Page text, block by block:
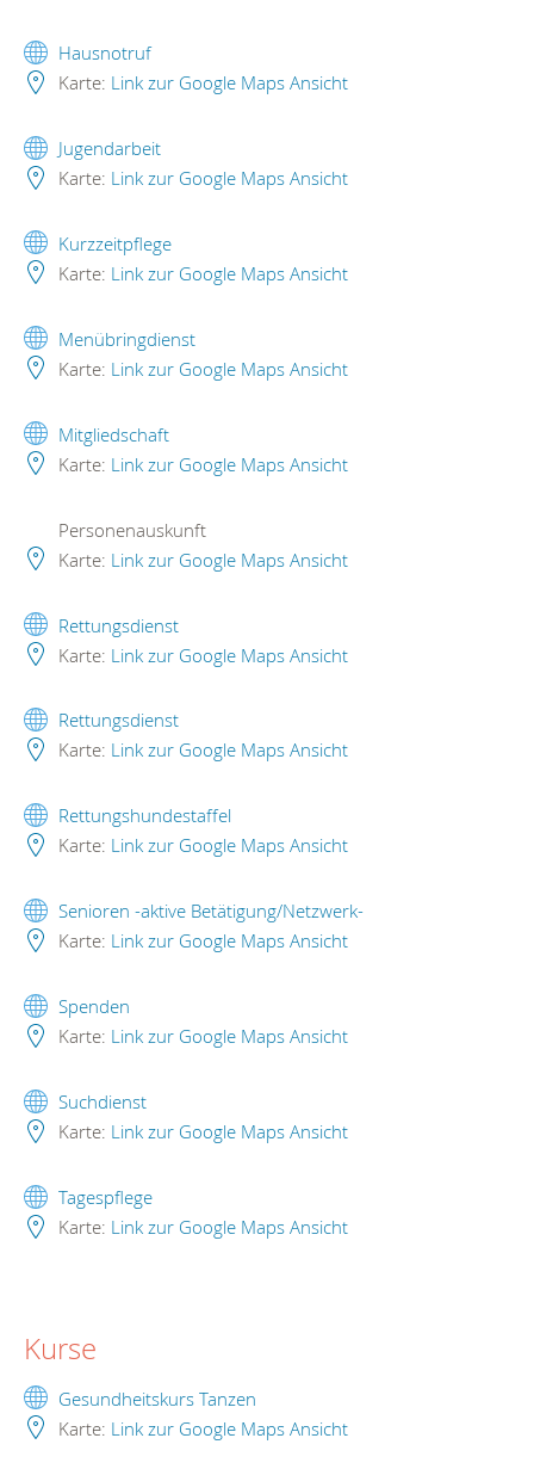
Hausnotruf
Karte: Link zur Google Maps Ansicht
Jugendarbeit
Karte: Link zur Google Maps Ansicht
Kurzzeitpflege
Karte: Link zur Google Maps Ansicht
Menübringdienst
Karte: Link zur Google Maps Ansicht
Mitgliedschaft
Karte: Link zur Google Maps Ansicht
Personenauskunft
Karte: Link zur Google Maps Ansicht
Rettungsdienst
Karte: Link zur Google Maps Ansicht
Rettungsdienst
Karte: Link zur Google Maps Ansicht
Rettungshundestaffel
Karte: Link zur Google Maps Ansicht
Senioren -aktive Betätigung/Netzwerk-
Karte: Link zur Google Maps Ansicht
Spenden
Karte: Link zur Google Maps Ansicht
Suchdienst
Karte: Link zur Google Maps Ansicht
Tagespflege
Karte: Link zur Google Maps Ansicht
Kurse
Gesundheitskurs Tanzen
Karte: Link zur Google Maps Ansicht